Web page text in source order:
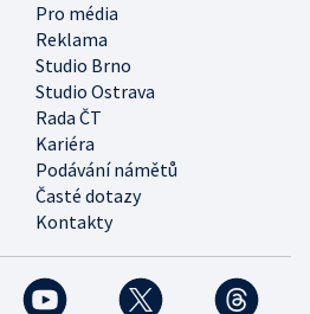
Pro média
Reklama
Studio Brno
Studio Ostrava
Rada ČT
Kariéra
Podávání námětů
Časté dotazy
Kontakty